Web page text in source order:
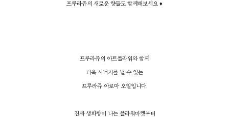
프루라쥬의 새로운 향들도 함께해보세요 ♦
프루라쥬의 아트플라워와 함께
더욱 시너지를 낼 수 있는
프루라쥬 아로마 오일입니다.
진짜 생화향이 나는 플라워마켓부터